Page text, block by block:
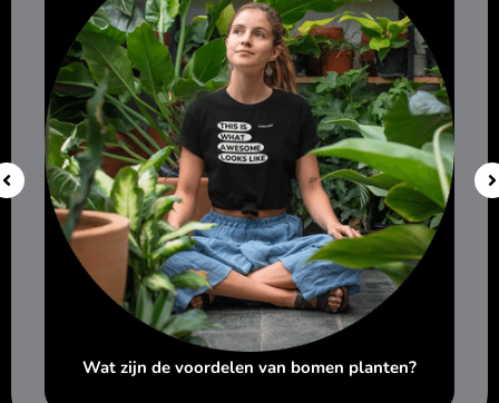
Wat zijn de voordelen van bomen planten?